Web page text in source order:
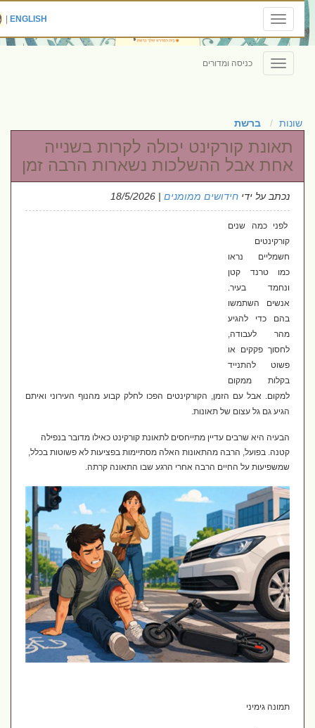
Toggle
navigation
ENGLISH
|
Toggle
navigation
כניסה ומדורים
שונות ברשת
תאונת קורקינט יכולה לקרות בשנייה
אחת אבל ההשלכות נשארות הרבה זמן
נכתב על ידיחידושים ממומנים| 18/5/2026
לפני כמה שנים
קורקינטים
חשמליים נראו
כמו טרנד קטן
ונחמד בעיר.
אנשים השתמשו
בהם כדי להגיע
מהר לעבודה,
לחסוך פקקים או
פשוט להתנייד
בקלות ממקום
למקום. אבל עם הזמן, הקורקינטים הפכו לחלק קבוע מהנוף העירוני ואיתם
הגיע גם גל עצום של תאונות.
הבעיה היא שרבים עדיין מתייחסים לתאונת קורקינט כאילו מדובר בנפילה
קטנה. בפועל, הרבה מהתאונות האלה מסתיימות בפציעות לא פשוטות בכלל,
שמשפיעות על החיים הרבה אחרי הרגע שבו התאונה קרתה.
תמונה גימיני